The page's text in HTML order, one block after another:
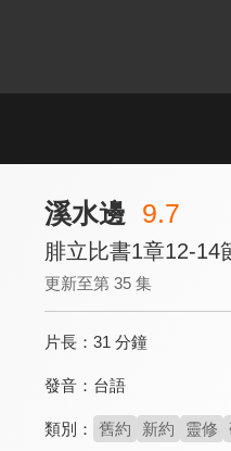
溪水邊 9.7
腓立比書1章12-14
更新至第 35 集
片長： 31 分鐘
發音： 台語
類別： 舊約 新約 靈修